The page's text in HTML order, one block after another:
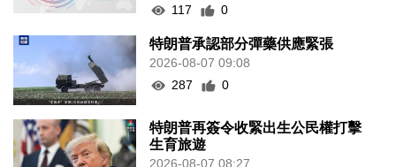
117
0
特朗普承認部分彈藥供應緊張
2026-08-07 09:08
287
0
特朗普再簽令收緊出生公民權打擊
生育旅遊
2026-08-07 08:27